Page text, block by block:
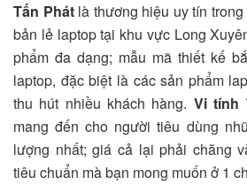
Tấn Phátlà thương hiệu uy tín
bản lẻ laptop tại khu vực Long
phẩm đa dạng; mẫu mã thiết kế
laptop, đặc biệt là các sản phẩm
thu hút nhiều khách hàng. Vi tính
mang đến cho người tiêu dùng
lượng nhất; giá cả lại phải chăng
tiêu chuẩn mà bạn mong muốn ở 1